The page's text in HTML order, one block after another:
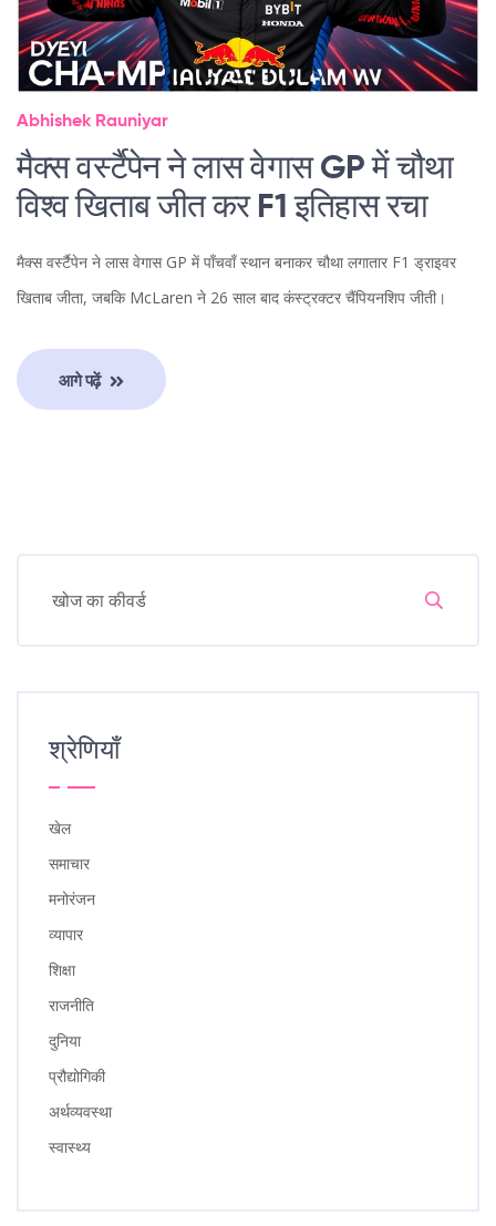
Abhishek Rauniyar
मैक्स वर्स्टैपेन ने लास वेगास GP में चौथा
विश्व खिताब जीत कर F1 इतिहास रचा
मैक्स वर्स्टैपेन ने लास वेगास GP में पाँचवाँ स्थान बनाकर चौथा लगातार F1 ड्राइवर
खिताब जीता, जबकि McLaren ने 26 साल बाद कंस्ट्रक्टर चैंपियनशिप जीती।
आगे पढ़ें
श्रेणियाँ
खेल
समाचार
मनोरंजन
व्यापार
शिक्षा
राजनीति
दुनिया
प्रौद्योगिकी
अर्थव्यवस्था
स्वास्थ्य